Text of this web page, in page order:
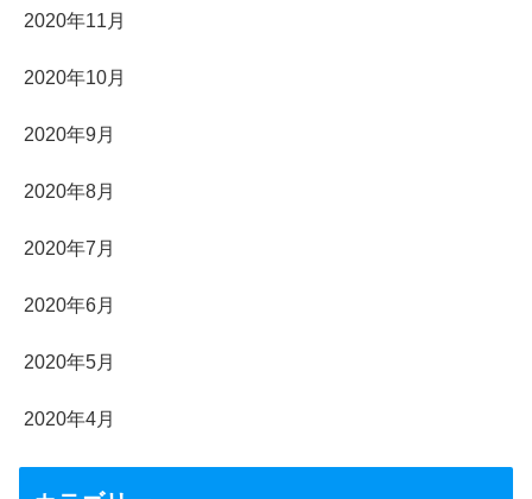
2020年11月
2020年10月
2020年9月
2020年8月
2020年7月
2020年6月
2020年5月
2020年4月